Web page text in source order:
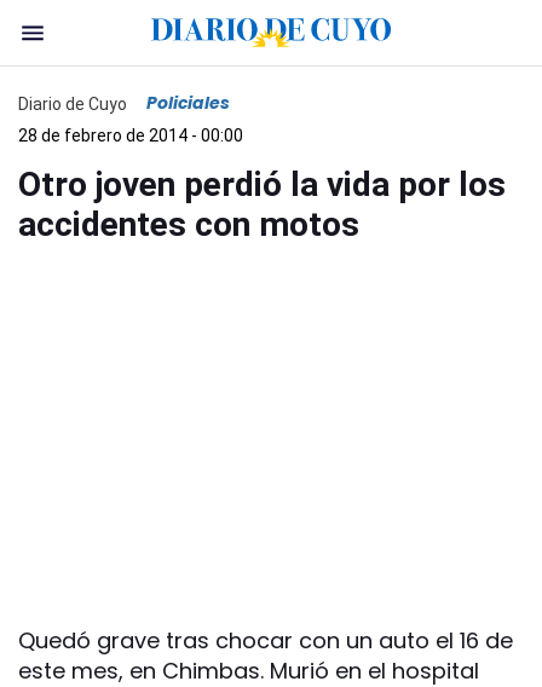
Diario de Cuyo Policiales
28 de febrero de 2014 - 00:00
Otro joven perdió la vida por los
accidentes con motos
Quedó grave tras chocar con un auto el 16 de
este mes, en Chimbas. Murió en el hospital